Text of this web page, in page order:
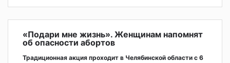
«Подари мне жизнь». Женщинам напомнят
об опасности абортов
Традиционная акция проходит в Челябинской области с 6